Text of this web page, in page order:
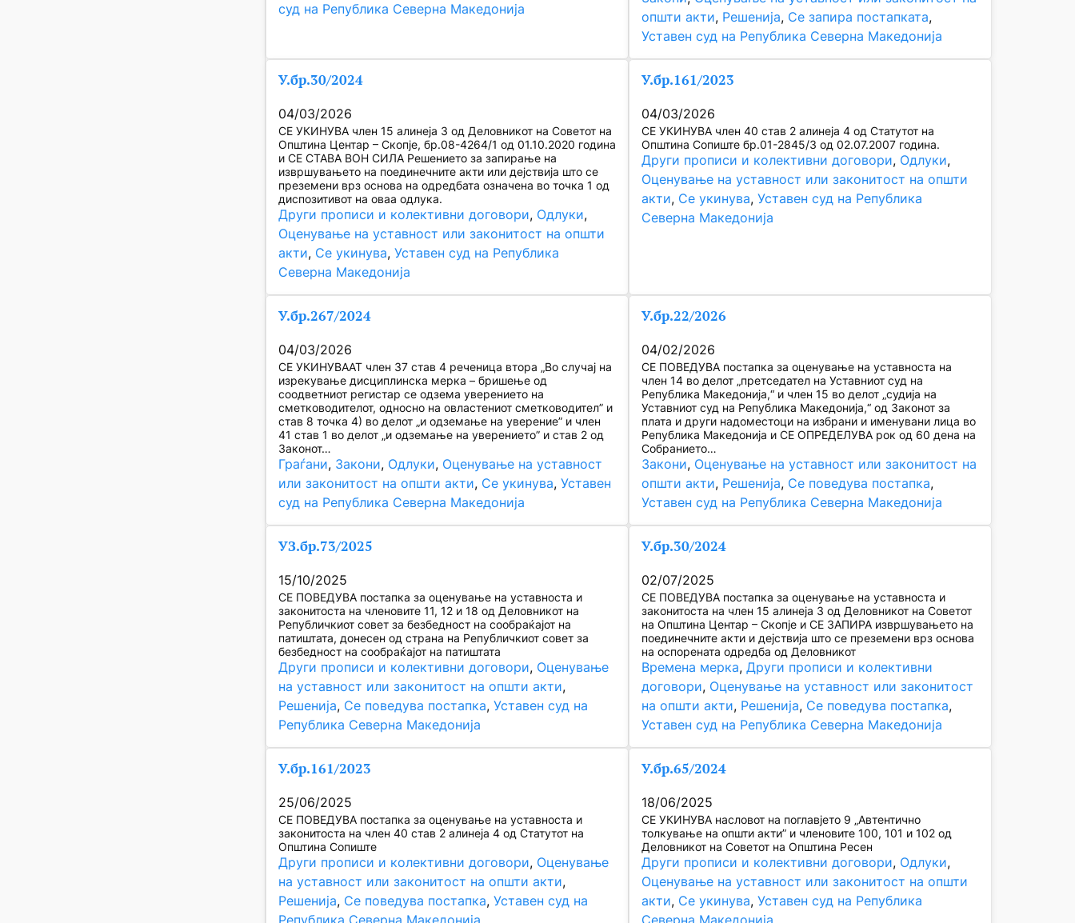
суд на Република Северна Македонија
општи акти, Решенија, Се запира постапката ,
Уставен суд на Република Северна Македонија
У.бр.30/2024
04/03/2026
СЕ УКИНУВА член 15 алинеја 3 од Деловникот на Советот на
Општина Центар – Скопје, бр.08-4264/1 од 01.10.2020 година
и СЕ СТАВА ВОН СИЛА Решението за запирање на
извршувањето на поединечните акти или дејствија што се
преземени врз основа на одредбата означена во точка 1 од
диспозитивот на оваа одлука.
Други прописи и колективни договори, Одлуки ,
Оценување на уставност или законитост на општи
акти, Се укинува, Уставен суд на Република
Северна Македонија
У.бр.161/2023
04/03/2026
СЕ УКИНУВА член 40 став 2 алинеја 4 од Статутот на
Општина Сопиште бр.01-2845/3 од 02.07.2007 година.
Други прописи и колективни договори, Одлуки ,
Оценување на уставност или законитост на општи
акти, Се укинува, Уставен суд на Република
Северна Македонија
У.бр.267/2024
04/03/2026
СЕ УКИНУВААТ член 37 став 4 реченица втора „Во случај на
изрекување дисциплинска мерка – бришење од
соодветниот регистар се одзема уверението на
сметководителот, односно на овластениот сметководител” и
став 8 точка 4) во делот „и одземање на уверение” и член
41 став 1 во делот „и одземање на уверението” и став 2 од
Законот…
Граѓани, Закони, Одлуки, Оценување на уставност
или законитост на општи акти, Се укинува, Уставен
суд на Република Северна Македонија
У.бр.22/2026
04/02/2026
СЕ ПОВЕДУВА постапка за оценување на уставноста на
член 14 во делот „претседател на Уставниот суд на
Република Македонија,“ и член 15 во делот „судија на
Уставниот суд на Република Македонија,“ од Законот за
плата и други надоместоци на избрани и именувани лица во
Република Македонија и СЕ ОПРЕДЕЛУВА рок од 60 дена на
Собранието…
Закони, Оценување на уставност или законитост на
општи акти, Решенија, Се поведува постапка ,
Уставен суд на Република Северна Македонија
УЗ.бр.73/2025
15/10/2025
СЕ ПОВЕДУВА постапка за оценување на уставноста и
законитоста на членовите 11, 12 и 18 од Деловникот на
Републичкиот совет за безбедност на сообраќајот на
патиштата, донесен од страна на Републичкиот совет за
безбедност на сообраќајот на патиштата
Други прописи и колективни договори, Оценување
на уставност или законитост на општи акти ,
Решенија, Се поведува постапка, Уставен суд на
Република Северна Македонија
У.бр.30/2024
02/07/2025
СЕ ПОВЕДУВА постапка за оценување на уставноста и
законитоста на член 15 алинеја 3 од Деловникот на Советот
на Општина Центар – Скопје и СЕ ЗАПИРА извршувањето на
поединечните акти и дејствија што се преземени врз основа
на оспорената одредба од Деловникот
Времена мерка, Други прописи и колективни
договори, Оценување на уставност или законитост
на општи акти, Решенија, Се поведува постапка ,
Уставен суд на Република Северна Македонија
У.бр.161/2023
25/06/2025
СЕ ПОВЕДУВА постапка за оценување на уставноста и
законитоста на член 40 став 2 алинеја 4 од Статутот на
Општина Сопиште
Други прописи и колективни договори, Оценување
на уставност или законитост на општи акти ,
Решенија, Се поведува постапка, Уставен суд на
У.бр.65/2024
18/06/2025
СЕ УКИНУВА насловот на поглавјето 9 „Автентично
толкување на општи акти” и членовите 100, 101 и 102 од
Деловникот на Советот на Општина Ресен
Други прописи и колективни договори, Одлуки ,
Оценување на уставност или законитост на општи
акти, Се укинува, Уставен суд на Република